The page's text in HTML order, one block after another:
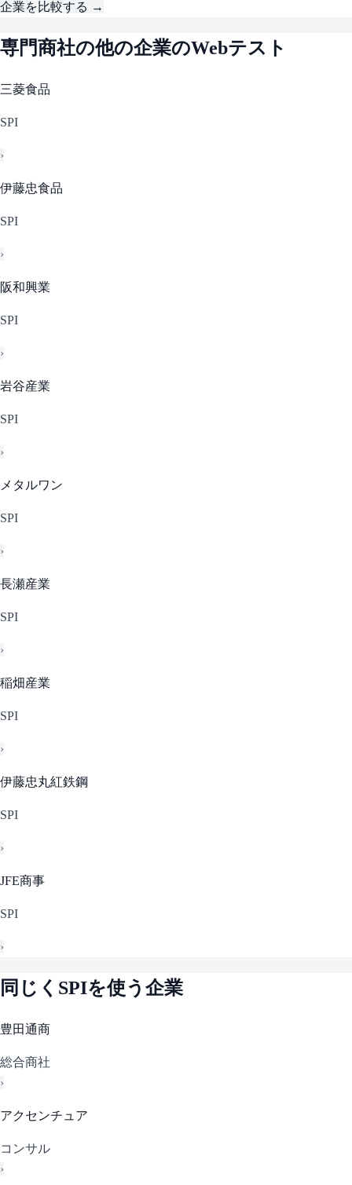
企業を比較する →
専門商社の他の企業のWebテスト
三菱食品
SPI
›
伊藤忠食品
SPI
›
阪和興業
SPI
›
岩谷産業
SPI
›
メタルワン
SPI
›
長瀬産業
SPI
›
稲畑産業
SPI
›
伊藤忠丸紅鉄鋼
SPI
›
JFE商事
SPI
›
同じく SPIを使う企業
豊田通商
総合商社
›
アクセンチュア
コンサル
›